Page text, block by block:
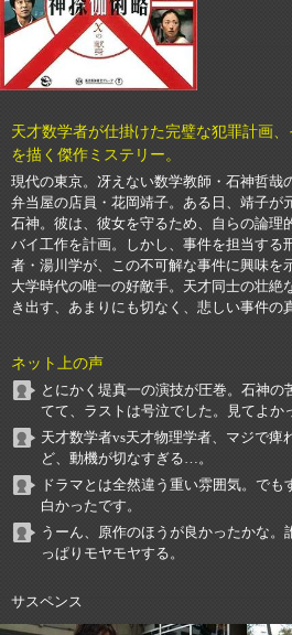
天才数学者が仕掛けた完璧な犯罪計画
を描く傑作ミステリー。
現代の東京。冴えない数学教師・石神哲哉
弁当屋の店員・花岡靖子。ある日、靖子が
石神。彼は、彼女を守るため、自らの論理
バイ工作を計画。しかし、事件を担当する
者・湯川学が、この不可解な事件に興味を
大学時代の唯一の好敵手。天才同士の壮絶
き出す、あまりにも切なく、悲しい事件の
ネット上の声
とにかく堤真一の演技が圧巻。石神の
てて、ラストは号泣でした。見てよか
天才数学者vs天才物理学者、マジで痺
ど、動機が切なすぎる…。
ドラマとは全然違う重い雰囲気。で
白かったです。
うーん、原作のほうが良かったかな。
っぱりモヤモヤする。
サスペンス